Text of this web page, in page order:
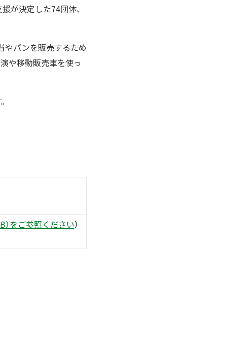
が決定した74団体、
やパンを販売するため
や移動販売車を使っ
）をご参照ください）